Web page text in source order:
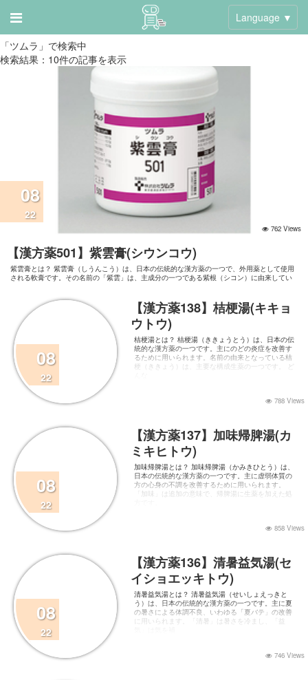
Language ▼
「ツムラ」で検索中
検索結果：10件の記事を表示
08
22
762 Views
【漢方薬501】紫雲膏(シウンコウ)
紫雲膏とは？ 紫雲膏（しうんこう）は、日本の伝統的な漢方薬の一つで、外用薬として使用
される軟膏です。その名前の「紫雲」は、主成分の一つである紫根（シコン）に由来してい
08
22
【漢方薬138】桔梗湯(キキョ
ウトウ)
788 Views
桔梗湯とは？ 桔梗湯（ききょうとう）は、日本の伝
統的な漢方薬の一つです。主にのどの炎症を改善す
るために用いられます。名前の由来となっている桔
梗（ききょう）は、主要な構成生薬の一つです。 ど
08
22
【漢方薬137】加味帰脾湯(カ
ミキヒトウ)
858 Views
加味帰脾湯とは？ 加味帰脾湯（かみきひとう）は、
日本の伝統的な漢方薬の一つです。主に虚弱体質の
方の心身の不調を改善するために用いられます。
「加味」は追加の意味で、帰脾湯に生薬を加えた処
08
22
【漢方薬136】清暑益気湯(セ
イショエッキトウ)
746 Views
清暑益気湯とは？ 清暑益気湯（せいしょえっきと
う）は、日本の伝統的な漢方薬の一つです。主に夏
の暑さによる体調不良、いわゆる「夏バテ」の改善
に用いられます。「清暑」は暑さを冷まし、「益